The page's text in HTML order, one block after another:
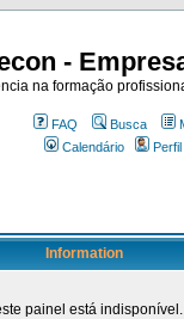
-
na formação
FAQ Busca
Calendário
Perfil
Information
painel está